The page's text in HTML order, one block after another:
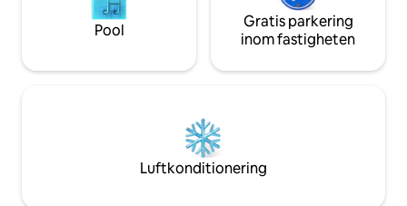
Pool
Gratis parkering
inom fastigheten
Luftkonditionering